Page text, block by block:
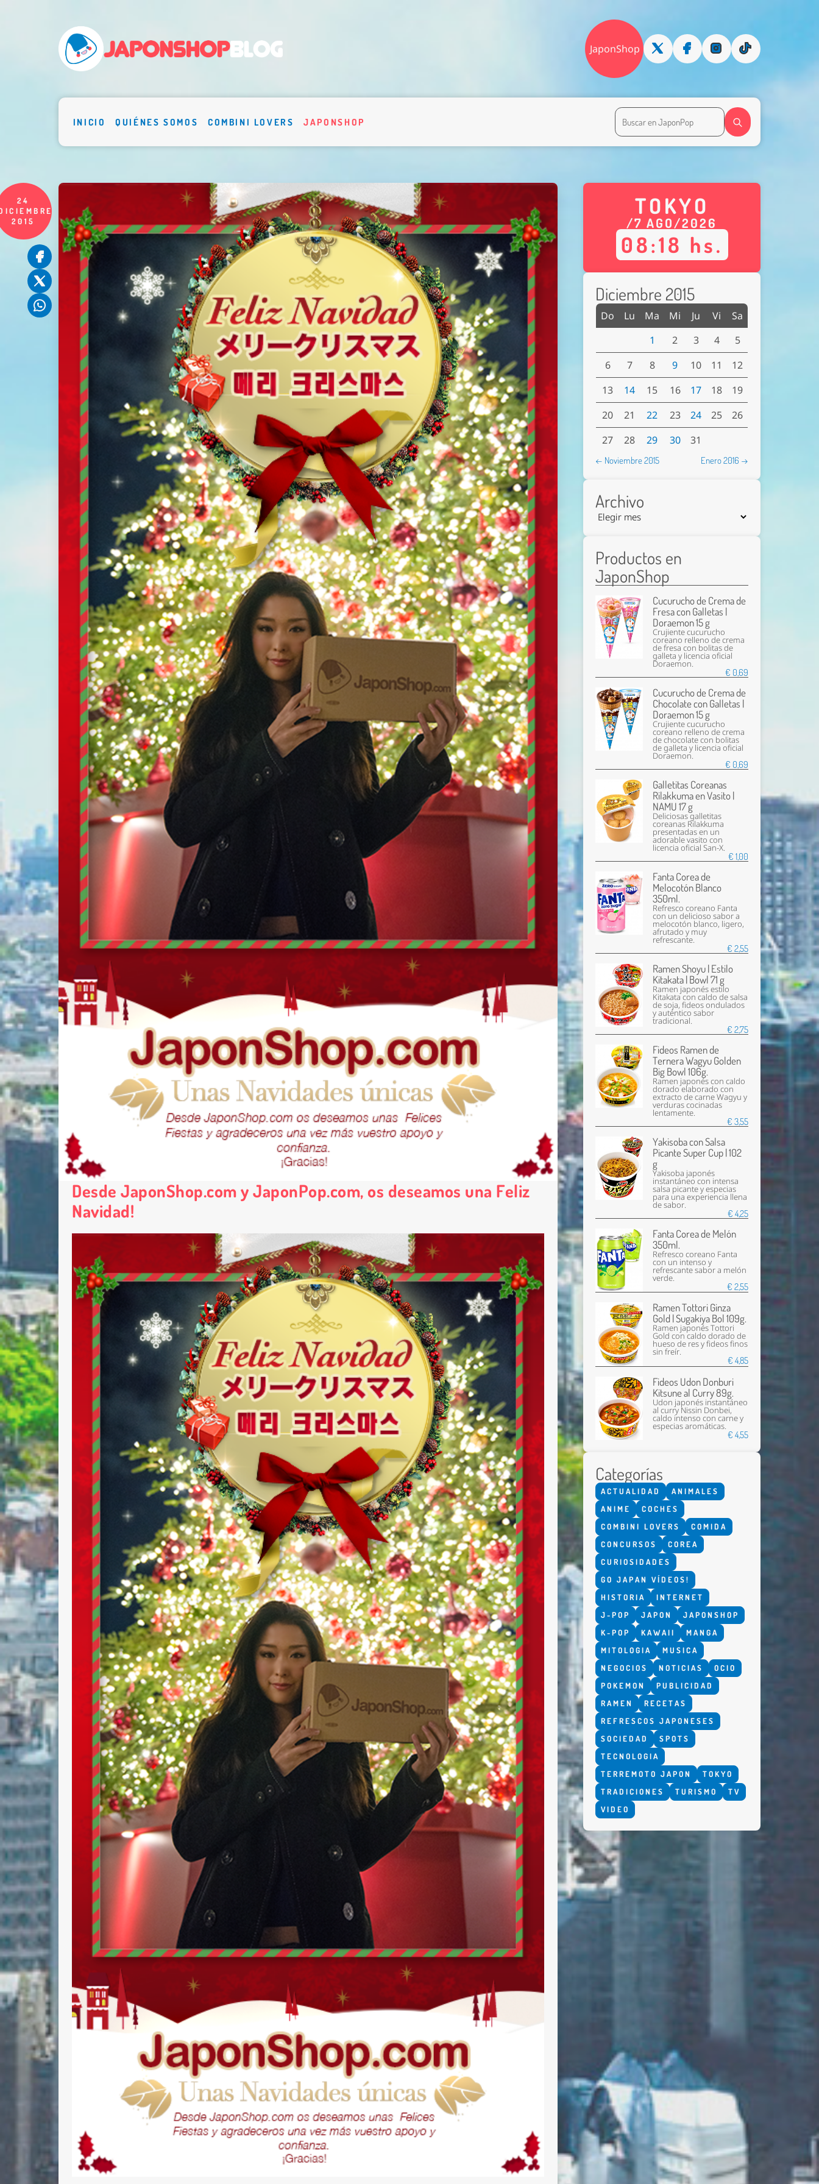
JaponShop
INICIO QUIÉNES SOMOS COMBINI LOVERS JAPONSHOP
24
2015
Desde JaponShop.com y JaponPop.com, os deseamos una Feliz
Navidad!
TOKYO
/7 AGO/2026
08:18 hs.
Diciembre 2015
Do Lu Ma Mi Ju Vi
Sa
1
2 3 4
5
6
7 8 9 10 11
12
13
14 15 16 17 18
19
20
21 22 23 24 25
26
27
28 29 30 31
← Noviembre 2015 Enero 2016 →
Archivo
Productos en
JaponShop
Cucurucho de Crema de
Fresa con Galletas |
Doraemon 15 g
Crujiente cucurucho
coreano relleno de crema
de fresa con bolitas de
galleta y licencia oficial
Doraemon.
€ 0,69
Cucurucho de Crema de
Chocolate con Galletas |
Doraemon 15 g
Crujiente cucurucho
coreano relleno de crema
de chocolate con bolitas
de galleta y licencia oficial
Doraemon.
€ 0,69
Galletitas Coreanas
Rilakkuma en Vasito |
NAMU 17 g
Deliciosas galletitas
coreanas Rilakkuma
presentadas en un
adorable vasito con
licencia oficial San-X.
€ 1,00
Fanta Corea de
Melocotón Blanco
350ml.
Refresco coreano Fanta
con un delicioso sabor a
melocotón blanco, ligero,
afrutado y muy
refrescante.
€ 2,55
Ramen Shoyu | Estilo
Kitakata | Bowl 71 g
Ramen japonés estilo
Kitakata con caldo de salsa
de soja, fideos ondulados
y auténtico sabor
tradicional.
€ 2,75
Fideos Ramen de
Ternera Wagyu Golden
Big Bowl 106g.
Ramen japonés con caldo
dorado elaborado con
extracto de carne Wagyu y
verduras cocinadas
lentamente.
€ 3,55
Yakisoba con Salsa
Picante Super Cup | 102
g
Yakisoba japonés
instantáneo con intensa
salsa picante y especias
para una experiencia llena
de sabor.
€ 4,25
Fanta Corea de Melón
350ml.
Refresco coreano Fanta
con un intenso y
refrescante sabor a melón
verde.
€ 2,55
Ramen Tottori Ginza
Gold | Sugakiya Bol 109g.
Ramen japonés Tottori
Gold con caldo dorado de
hueso de res y fideos finos
sin freír.
€ 4,85
Fideos Udon Donburi
Kitsune al Curry 89g.
Udon japonés instantáneo
al curry Nissin Donbei,
caldo intenso con carne y
especias aromáticas.
€ 4,55
Categorías
ACTUALIDAD
ANIMALES
ANIME
COCHES
COMBINI LOVERS
COMIDA
CONCURSOS
COREA
CURIOSIDADES
GO JAPAN VÍDEOS!
HISTORIA
INTERNET
J-POP
JAPON
JAPONSHOP
K-POP
KAWAII
MANGA
MITOLOGIA
MUSICA
NEGOCIOS
NOTICIAS
OCIO
POKEMON
PUBLICIDAD
RAMEN
RECETAS
REFRESCOS JAPONESES
SOCIEDAD
SPOTS
TECNOLOGIA
TERREMOTO JAPON
TOKYO
TRADICIONES
TURISMO
TV
VIDEO
Nombre *
Email *
Comentario *
Enviar